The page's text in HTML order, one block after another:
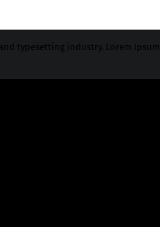
typesetting industry. Lorem Ipsum